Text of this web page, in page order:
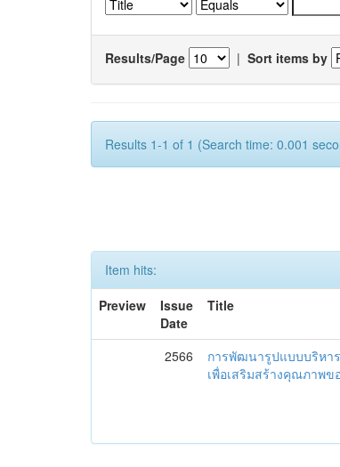
Results/Page | Sort items by
Results 1-1 of 1 (Search time: 0.001
Item hits:
Preview
Issue
Date
Title
2566
การพัฒนารูปแบบบริหา
เพื่อเสริมสร้างคุณภาพข